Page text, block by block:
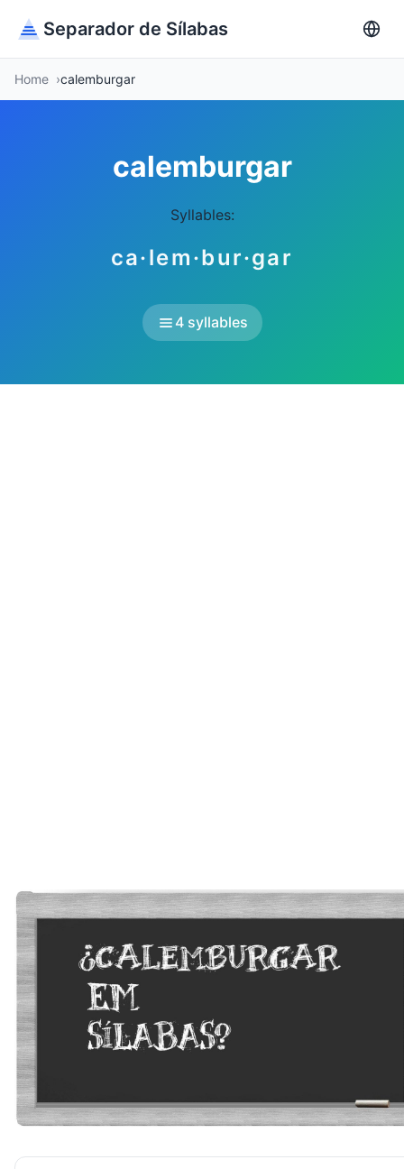
Separador de Sílabas
Home calemburgar
calemburgar
Syllables:
ca·lem·bur·gar
4 syllables